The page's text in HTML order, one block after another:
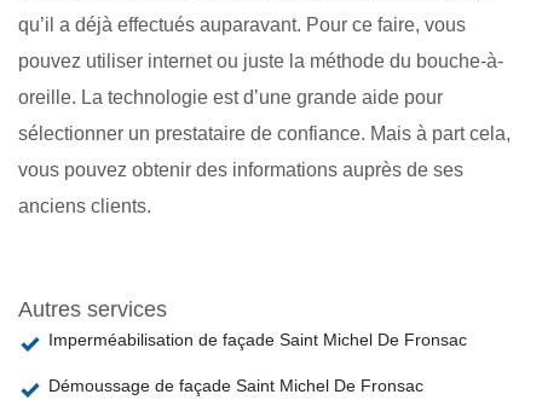
qu’il a déjà effectués auparavant. Pour ce faire, vous
pouvez utiliser internet ou juste la méthode du bouche-à-
oreille. La technologie est d’une grande aide pour
sélectionner un prestataire de confiance. Mais à part cela,
vous pouvez obtenir des informations auprès de ses
anciens clients.
Autres services
Imperméabilisation de façade Saint Michel De Fronsac
Démoussage de façade Saint Michel De Fronsac